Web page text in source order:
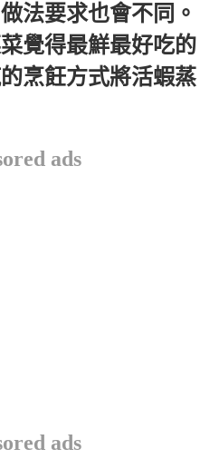
法要求也會不同。
覺得最鮮最好吃的
烹飪方式將活蝦蒸
ads
ads